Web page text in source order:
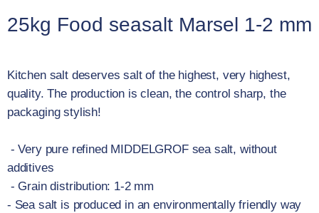
25kg Food seasalt Marsel 1-2 mm
Kitchen salt deserves salt of the highest, very highest,
quality. The production is clean, the control sharp, the
packaging stylish!
- Very pure refined MIDDELGROF sea salt, without
additives
- Grain distribution: 1-2 mm
- Sea salt is produced in an environmentally friendly way